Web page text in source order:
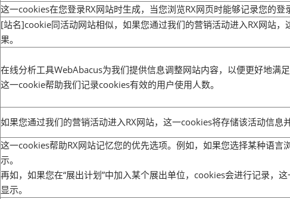
这一cookies在您登录RX网站时生成，当您浏览RX网页时能够记录您的登
[站名]cookie同活动网站相似，如果您通过我们的营销活动进入RX网站
果。
在线分析工具WebAbacus为我们提供信息调整网站内容，以便更好地满足
这一cookie帮助我们记录cookies有效的用户使用人数。
如果您通过我们的营销活动进入RX网站，这一cookies将存储该活动信息
这一cookies帮助RX网站记忆您的优先选项。例如，如果您选择某种语
示。
再如，如果您在“展出计划”中加入某个展出单位，cookies会进行记录，
显示。